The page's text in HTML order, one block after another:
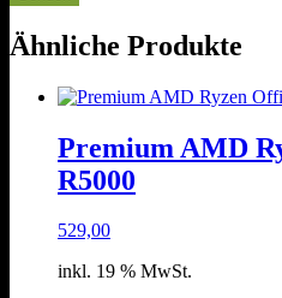
Ähnliche Produkte
Premium AMD
R5000
529,00
inkl. 19 % MwSt.